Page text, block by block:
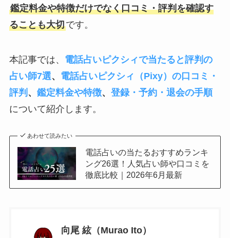
鑑定料金や特徴だけでなく口コミ・評判を確認す
ることも大切です。
本記事では、 電話占いピクシィで当たると評判の
占い師7選、 電話占いピクシィ（Pixy）の口コミ・
評判 、 鑑定料金や特徴、 登録・予約・退会の手順
について紹介します。
あわせて読みたい
電話占いの当たるおすすめランキ
ング26選！人気占い師や口コミを
徹底比較｜2026年6月最新
向尾 絃（Murao Ito）